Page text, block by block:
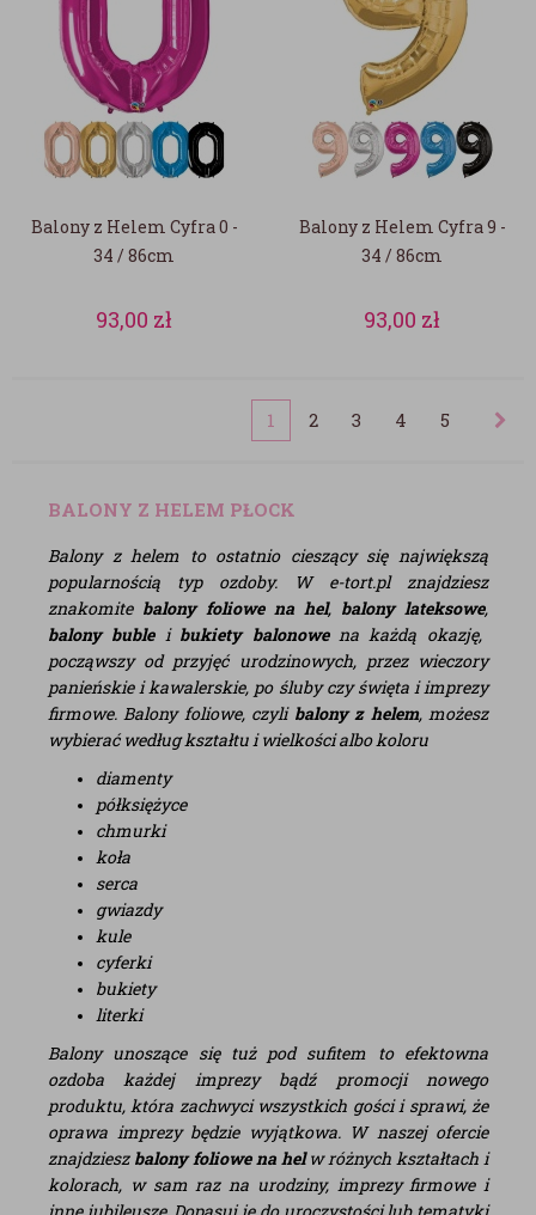
Balony z Helem Cyfra 0 -
34 / 86cm
93,00 zł
Balony z Helem Cyfra 9 -
34 / 86cm
93,00 zł
1 2 3 4 5
BALONY Z HELEM PŁOCK
Balony z helem to ostatnio cieszący się największą
popularnością typ ozdoby. W e-tort.pl znajdziesz
znakomite balony foliowe na hel, balony lateksowe,
balony buble i bukiety balonowena każdą okazję,
począwszy od przyjęć urodzinowych, przez wieczory
panieńskie i kawalerskie, po śluby czy święta i imprezy
firmowe. Balony foliowe, czyli balony z helem, możesz
wybierać według kształtu i wielkości albo koloru
diamenty
półksiężyce
chmurki
koła
serca
gwiazdy
kule
cyferki
bukiety
literki
Balony unoszące się tuż pod sufitem to efektowna
ozdoba każdej imprezy bądź promocji nowego
produktu, która zachwyci wszystkich gości i sprawi, że
oprawa imprezy będzie wyjątkowa. W naszej ofercie
znajdziesz balony foliowe na helw różnych kształtach i
kolorach, w sam raz na urodziny, imprezy firmowe i